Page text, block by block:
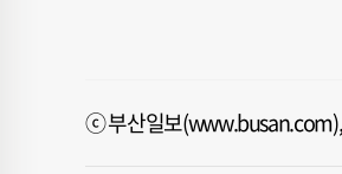
ⓒ 부산일보(www.busan.com),